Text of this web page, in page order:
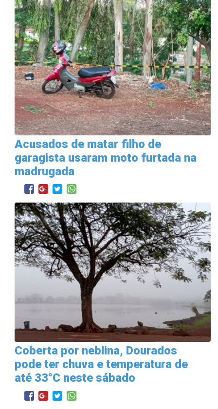
Acusados de matar filho de
garagista usaram moto furtada na
madrugada
Coberta por neblina, Dourados
pode ter chuva e temperatura de
até 33°C neste sábado